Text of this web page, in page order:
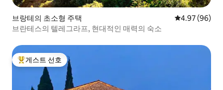
브랑테의 초소형 주택 평점 4.97점(5
4.97 (96)
브란테스의 텔레그라프, 현대적인 매력의 숙소
상위 게스트 선호
게스트 선호